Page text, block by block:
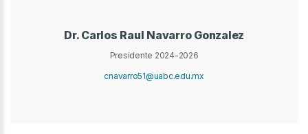
Dr. Carlos Raul Navarro Gonzalez
Presidente 2024-2026
cnavarro51@uabc.edu.mx